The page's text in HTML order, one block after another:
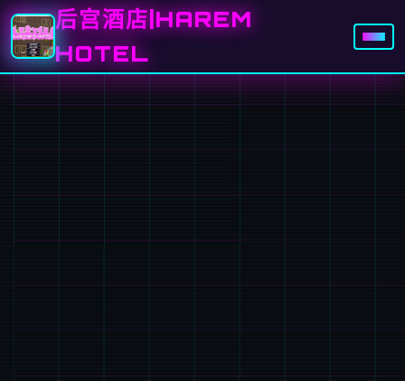
后宫酒店|HAREM
HOTEL